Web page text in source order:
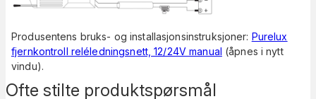
Ofte stilte produktspørsmål
Produsentens bruks- og installasjonsinstruksjoner: Purelux
fjernkontroll reléledningsnett, 12/24V manual (åpnes i nytt
vindu).